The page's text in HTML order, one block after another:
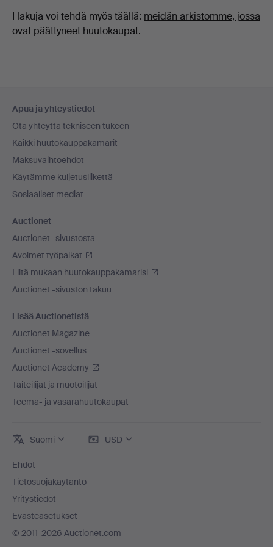
Hakuja voi tehdä myös täällä: meidän arkistomme, jossa
ovat päättyneet huutokaupat.
Apua ja yhteystiedot
Ota yhteyttä tekniseen tukeen
Kaikki huutokauppakamarit
Maksuvaihtoehdot
Käytämme kuljetusliikettä
Sosiaaliset mediat
Auctionet
Auctionet -sivustosta
Avoimet työpaikat
Liitä mukaan huutokauppakamarisi
Auctionet -sivuston takuu
Lisää Auctionetistä
Auctionet Magazine
Auctionet -sovellus
Auctionet Academy
Taiteilijat ja muotoilijat
Teema- ja vasarahuutokaupat
Suomi USD
Ehdot
Tietosuojakäytäntö
Yritystiedot
Evästeasetukset
© 2011-2026 Auctionet.com